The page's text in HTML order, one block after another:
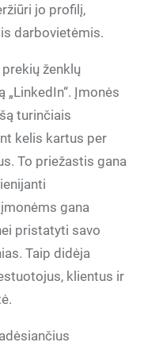
jo profilį,
darbovietėmis.
ženklų
Įmonės
turinčiais
kelis kartus per
To priežastis gana
gana
pristatyti savo
Taip didėja
klientus ir